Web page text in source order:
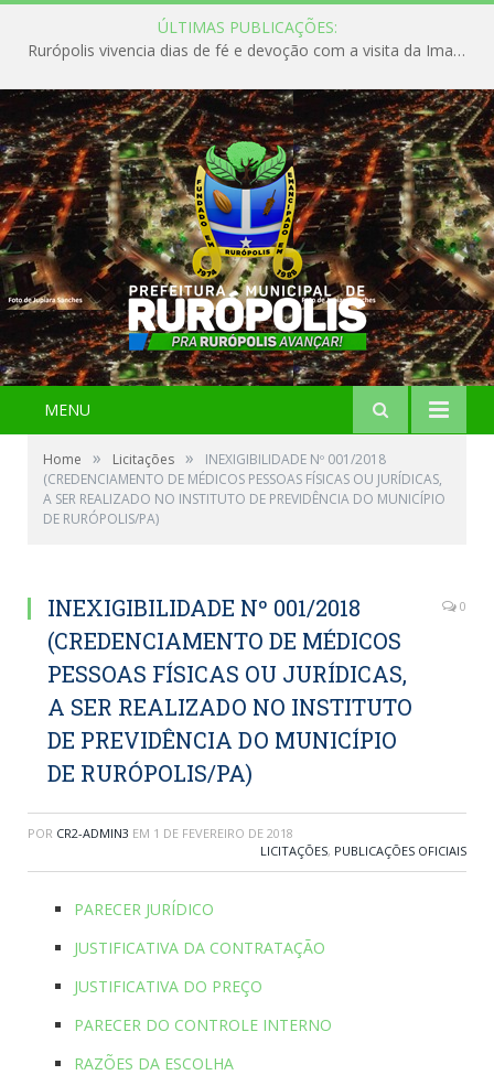
ÚLTIMAS PUBLICAÇÕES:
Rurópolis vivencia dias de fé e devoção com a visita da Imagem Peregrina de Nossa Senhora de Nazaré
MENU
Home » Licitações »
INEXIGIBILIDADE Nº 001/2018
(CREDENCIAMENTO DE MÉDICOS PESSOAS FÍSICAS OU JURÍDICAS,
A SER REALIZADO NO INSTITUTO DE PREVIDÊNCIA DO MUNICÍPIO
DE RURÓPOLIS/PA)
INEXIGIBILIDADE Nº 001/2018
(CREDENCIAMENTO DE MÉDICOS
PESSOAS FÍSICAS OU JURÍDICAS,
A SER REALIZADO NO INSTITUTO
DE PREVIDÊNCIA DO MUNICÍPIO
DE RURÓPOLIS/PA)
0
POR CR2-ADMIN3 EM 1 DE FEVEREIRO DE 2018
LICITAÇÕES, PUBLICAÇÕES OFICIAIS
PARECER JURÍDICO
JUSTIFICATIVA DA CONTRATAÇÃO
JUSTIFICATIVA DO PREÇO
PARECER DO CONTROLE INTERNO
RAZÕES DA ESCOLHA